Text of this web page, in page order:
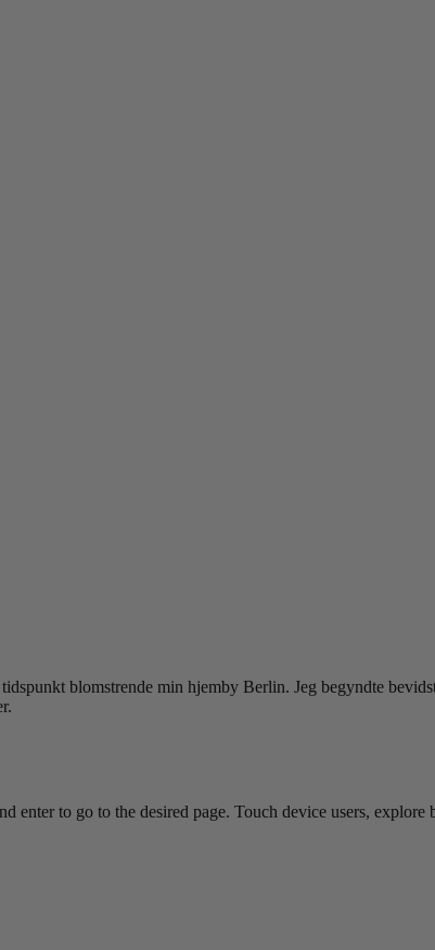
blomstrende min hjemby Berlin. Jeg begyndte
enter to go to the desired page. Touch device users,